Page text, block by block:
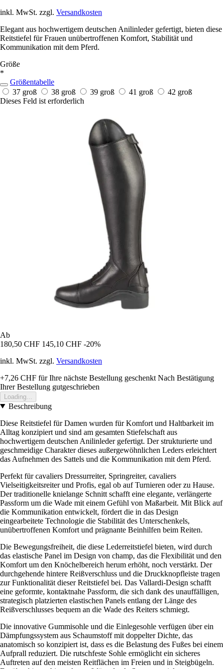
inkl. MwSt. zzgl. Versandkosten
Elegant aus hochwertigem deutschen Anilinleder gefertigt, bieten diese
Reitstiefel für Frauen unübertroffenen Komfort, Stabilität und
Kommunikation mit dem Pferd.
Größe
*
Größentabelle
37 groß
38 groß 39 groß 41 groß
42 groß
Dieses Feld ist erforderlich
Ab
180,50 CHF 145,10 CHF -20%
inkl. MwSt. zzgl. Versandkosten
+7,26 CHF für Ihre nächste Bestellung geschenkt Nach Bestätigung
Ihrer Bestellung gutgeschrieben
Loading...
Beschreibung
Diese Reitstiefel für Damen wurden für Komfort und Haltbarkeit im
Alltag konzipiert und sind am gesamten Stiefelschaft aus
hochwertigem deutschen Anilinleder gefertigt. Der strukturierte und
geschmeidige Charakter dieses außergewöhnlichen Leders erleichtert
das Aufnehmen des Sattels und die Kommunikation mit dem Pferd.
Perfekt für cavaliers Dressurreiter, Springreiter, cavaliers
Vielseitigkeitsreiter und Profis, egal ob auf Turnieren oder zu Hause.
Der traditionelle knielange Schnitt schafft eine elegante, verlängerte
Passform um die Wade mit einem Gefühl von Maßarbeit. Mit Blick auf
die Kommunikation entwickelt, fördert die in das Design
eingearbeitete Technologie die Stabilität des Unterschenkels,
unübertroffenen Komfort und prägnante Beinhilfen beim Reiten.
Die Bewegungsfreiheit, die diese Lederreitstiefel bieten, wird durch
das elastische Panel im Design von champ, das die Flexibilität und den
Komfort um den Knöchelbereich herum erhöht, noch verstärkt. Der
durchgehende hintere Reißverschluss und die Druckknopfleiste tragen
zur Funktionalität dieser Reitstiefel bei. Das Vallardi-Design schafft
eine geformte, kontaktnahe Passform, die sich dank des unauffälligen,
strategisch platzierten elastischen Panels entlang der Länge des
Reißverschlusses bequem an die Wade des Reiters schmiegt.
Die innovative Gummisohle und die Einlegesohle verfügen über ein
Dämpfungssystem aus Schaumstoff mit doppelter Dichte, das
anatomisch so konzipiert ist, dass es die Belastung des Fußes bei einem
Aufprall reduziert. Die rutschfeste Sohle ermöglicht ein sicheres
Auftreten auf den meisten Reitflächen im Freien und in Steigbügeln.